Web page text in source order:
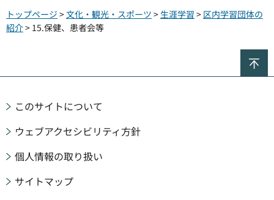
トップページ >文化・観光・スポーツ > 生涯学習 > 区内学習団体の
紹介> 15.保健、患者会等
このサイトについて
ウェブアクセシビリティ方針
個人情報の取り扱い
サイトマップ